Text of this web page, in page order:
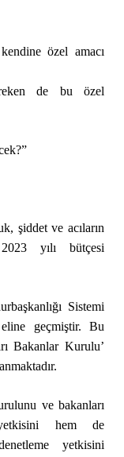
özel amacı
de bu özel
şiddet ve acıların
yılı bütçesi
Sistemi
geçmiştir. Bu
Bakanlar Kurulu’
ve bakanları
hem de
yetkisini